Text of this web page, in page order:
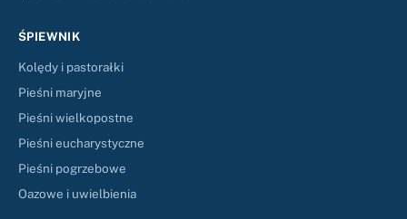
ŚPIEWNIK
Kolędy i pastorałki
Pieśni maryjne
Pieśni wielkopostne
Pieśni eucharystyczne
Pieśni pogrzebowe
Oazowe i uwielbienia